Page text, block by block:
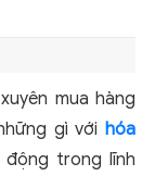
mua hàng
gì với hóa
trong lĩnh